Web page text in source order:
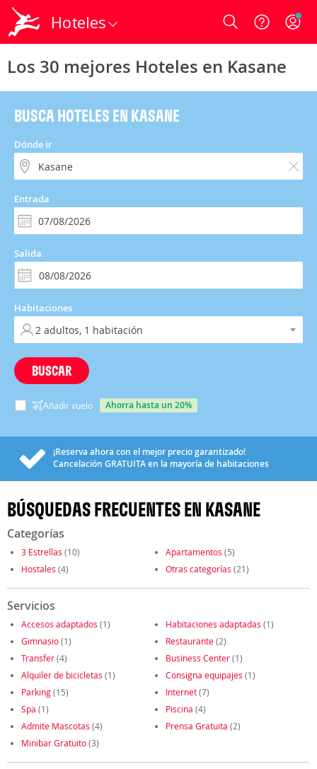
Hoteles Login
Los 30 mejores Hoteles en Kasane
BUSCA HOTELES EN KASANE
Dónde ir
Entrada
Salida
Habitaciones
BUSCAR
Añadir vuelo ahorra hasta un 20%
¡Reserva ahora con el mejor precio garantizado!
Cancelación GRATUITAen la mayoría de habitaciones
BÚSQUEDAS FRECUENTES EN KASANE
Categorías
3 Estrellas (10) Apartamentos (5)
Hostales (4) Otras categorías (21)
Servicios
Accesos adaptados (1) Habitaciones adaptadas (1)
Gimnasio(1) Restaurante(2)
Transfer(4) Business Center(1)
Alquiler de bicicletas (1) Consigna equipajes (1)
Parking(15) Internet(7)
Spa (1) Piscina (4)
Admite Mascotas (4) Prensa Gratuita (2)
Minibar Gratuito(3)